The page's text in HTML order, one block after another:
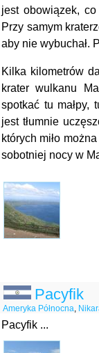
jest obowiązek,
Przy samym
aby nie wybuchał.
Kilka kilometrów
krater wulkanu
spotkać tu małpy,
jest tłumnie
których miło
sobotniej nocy w
Pacyfik
Ameryka Północna,
Pacyfik ...